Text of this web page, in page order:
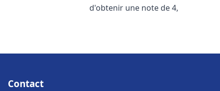
d'obtenir une note de 4,
Contact